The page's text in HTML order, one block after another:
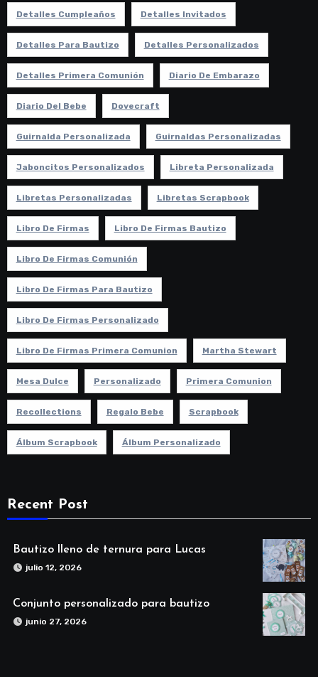
Detalles Cumpleaños Detalles Invitados
Detalles Para Bautizo Detalles Personalizados
Detalles Primera Comunión Diario De Embarazo
Diario Del Bebe Dovecraft
Guirnalda Personalizada Guirnaldas Personalizadas
Jaboncitos Personalizados Libreta Personalizada
Libretas Personalizadas Libretas Scrapbook
Libro De Firmas Libro De Firmas Bautizo
Libro De Firmas Comunión
Libro De Firmas Para Bautizo
Libro De Firmas Personalizado
Libro De Firmas Primera Comunion Martha Stewart
Mesa Dulce Personalizado Primera Comunion
Recollections Regalo Bebe Scrapbook
Álbum Scrapbook Álbum Personalizado
Recent Post
Bautizo lleno de ternura para Lucas
julio 12, 2026
Conjunto personalizado para bautizo
junio 27, 2026